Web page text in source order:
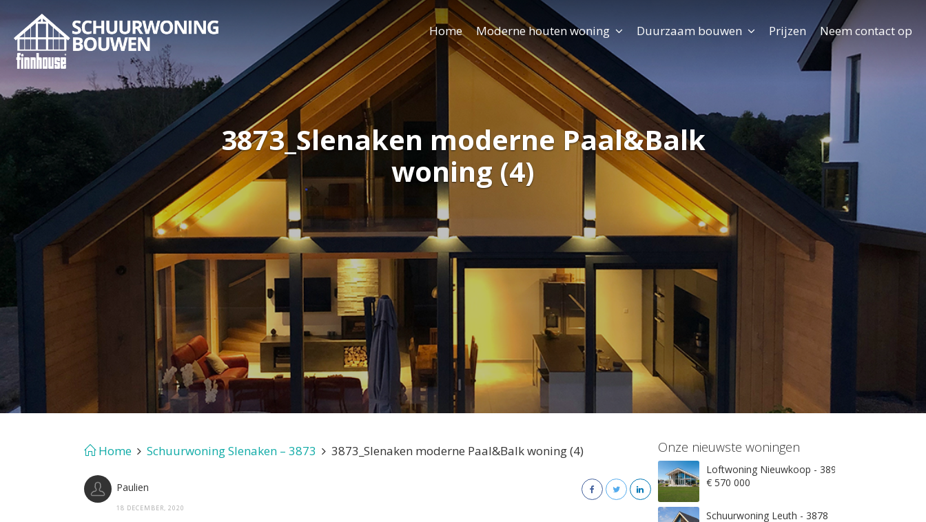
3873_Slenaken moderne Paal&Balk
woning (4)
Home Moderne houten woning Duurzaam bouwen Prijzen Neem contact op
Home Schuurwoning Slenaken – 3873 3873_Slenaken moderne Paal&Balk woning (4)
Paulien
18 DECEMBER, 2020
Onze nieuwste woningen
Loftwoning Nieuwkoop - 3897
€ 570 000
Schuurwoning Leuth - 3878